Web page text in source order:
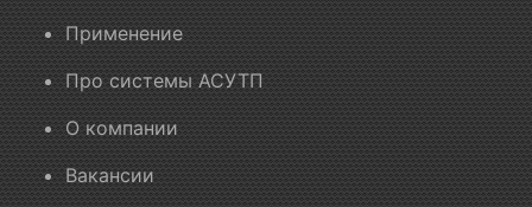
Применение
Про системы АСУТП
О компании
Вакансии